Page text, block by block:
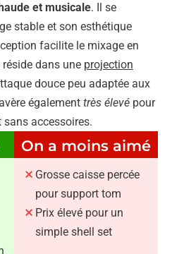
et musicale. Il se
stable et son esthétique
facilite le mixage en
dans une projection
douce peu adaptée aux
également très élevé pour
accessoires.
On a moins aimé
Grosse caisse percée
pour support tom
Prix élevé pour un
simple shell set